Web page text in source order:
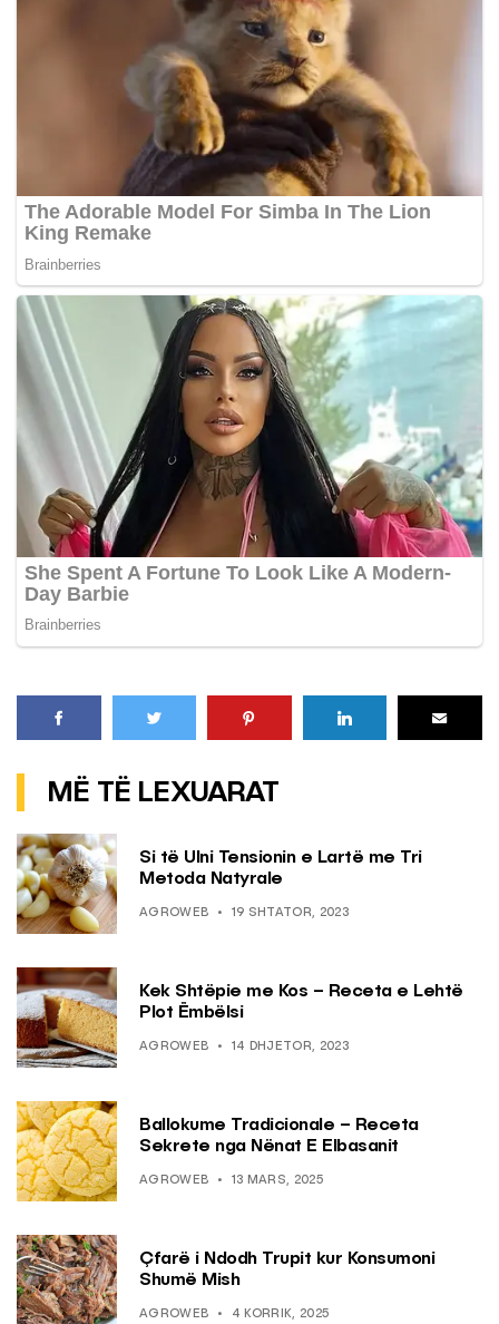
MË TË LEXUARAT
Si të Ulni Tensionin e Lartë me Tri
Metoda Natyrale
AGROWEB 19 SHTATOR, 2023
Kek Shtëpie me Kos – Receta e Lehtë
Plot Ëmbëlsi
AGROWEB 14 DHJETOR, 2023
Ballokume Tradicionale – Receta
Sekrete nga Nënat E Elbasanit
AGROWEB 13 MARS, 2025
Çfarë i Ndodh Trupit kur Konsumoni
Shumë Mish
AGROWEB 4 KORRIK, 2025